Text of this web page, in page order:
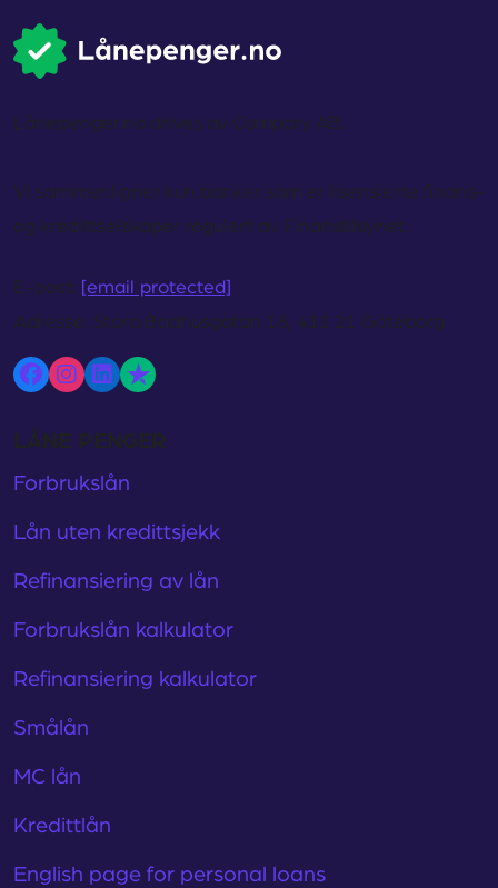
Lånepenger.no drives av Compary AB.
Vi sammenligner kun banker som er lisensierte finans-
og kredittselskaper regulert av Finanstilsynet.
E-post: [email protected]
Adresse: Stora Badhusgatan 18, 411 21 Göteborg
LÅNE PENGER
Forbrukslån
Lån uten kredittsjekk
Refinansiering av lån
Forbrukslån kalkulator
Refinansiering kalkulator
Smålån
MC lån
Kredittlån
English page for personal loans